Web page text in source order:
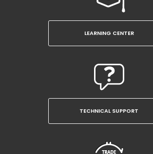
LEARNING CENTER
TECHNICAL SUPPORT